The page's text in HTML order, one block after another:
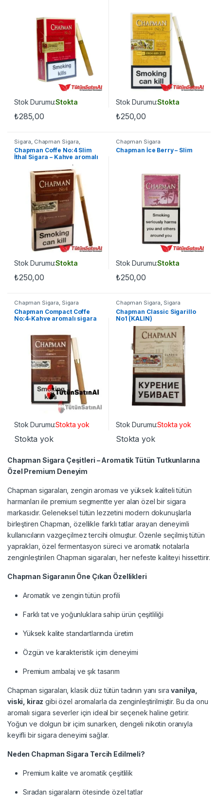
Stok Durumu:Stokta
₺285,00
Stok Durumu:Stokta
₺250,00
Sigara Chapman Sigara
Sigarillo
Chapman Coffe No:4 Slim
İthal Sigara – Kahve aromalı
Stok Durumu:Stokta
₺250,00
Chapman Sigara
Chapman İce Berry – Slim
Stok Durumu:Stokta
₺250,00
Chapman Sigara, Sigara
Chapman Compact Coffe
No:4-Kahve aromalı sigara
Stok Durumu:Stokta yok
Stokta yok
Chapman Sigara, Sigara
Chapman Classic Sigarillo
No1 (KALIN)
Stok Durumu:Stokta yok
Stokta yok
Chapman Sigara Çeşitleri – Aromatik Tütün Tutkunlarına
Özel Premium Deneyim
Chapman sigaraları, zengin aroması ve yüksek kaliteli tütün
harmanları ile premium segmentte yer alan özel bir sigara
markasıdır. Geleneksel tütün lezzetini modern dokunuşlarla
birleştiren Chapman, özellikle farklı tatlar arayan deneyimli
kullanıcıların vazgeçilmez tercihi olmuştur. Özenle seçilmiş tütün
yaprakları, özel fermentasyon süreci ve aromatik notalarla
zenginleştirilen Chapman sigaraları, her nefeste kaliteyi hissettirir.
Chapman Sigaranın Öne Çıkan Özellikleri
Aromatik ve zengin tütün profili
Farklı tat ve yoğunluklara sahip ürün çeşitliliği
Yüksek kalite standartlarında üretim
Özgün ve karakteristik içim deneyimi
Premium ambalaj ve şık tasarım
Chapman sigaraları, klasik düz tütün tadının yanı sıravanilya,
viski, kiraz gibi özel aromalarla da zenginleştirilmiştir. Bu da onu
aromalı sigara severler için ideal bir seçenek haline getirir.
Yoğun ve dolgun bir içim sunarken, dengeli nikotin oranıyla
keyifli bir sigara deneyimi sağlar.
Neden Chapman Sigara Tercih Edilmeli?
Premium kalite ve aromatik çeşitlilik
Sıradan sigaraların ötesinde özel tatlar